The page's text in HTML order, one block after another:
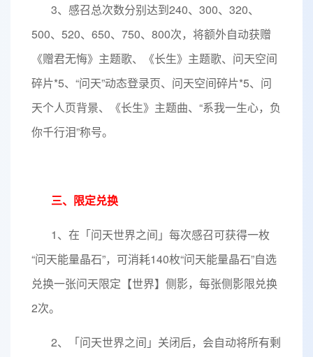
3、感召总次数分别达到240、300、320、
500、520、650、750、800次，将额外自动获赠
《赠君无悔》主题歌、《长生》主题歌、问天空间
碎片*5、“问天”动态登录页、问天空间碎片*5、问
天个人页背景、《长生》主题曲、“系我一生心，负
你千行泪”称号。
三、限定兑换
1、在「问天世界之间」每次感召可获得一枚
“问天能量晶石”，可消耗140枚“问天能量晶石”自选
兑换一张问天限定【世界】侧影，每张侧影限兑换
2次。
2、「问天世界之间」关闭后，会自动将所有剩